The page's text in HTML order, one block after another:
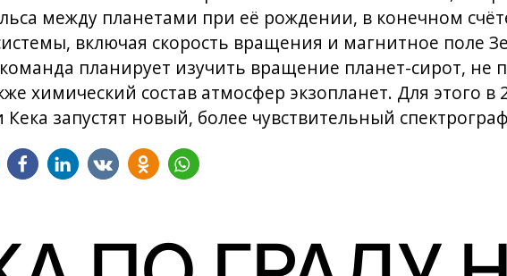
между планетами при её рождении, в конечном
включая скорость вращения и магнитное поле
планирует изучить вращение планет-сирот, не
химический состав атмосфер экзопланет. Для этого в
запустят новый, более чувствительный спектрограф